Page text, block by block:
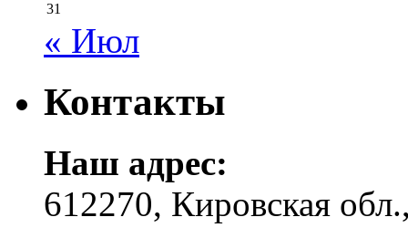
31
« Июл
Контакты
Наш адрес:
612270, Кировская